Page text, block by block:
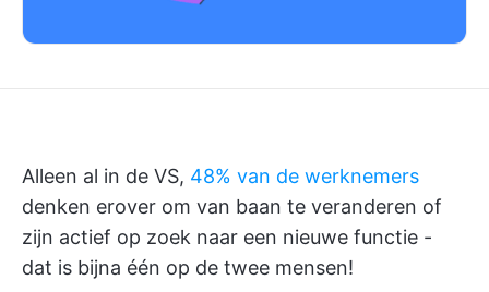
Alleen al in de VS, 48% van de werknemers
denken erover om van baan te veranderen of
zijn actief op zoek naar een nieuwe functie -
dat is bijna één op de twee mensen!